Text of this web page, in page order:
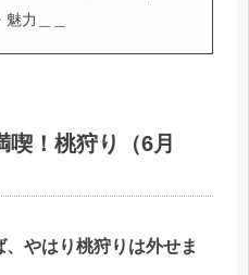
力＿＿
喫！桃狩り（6月
やはり桃狩りは外せま